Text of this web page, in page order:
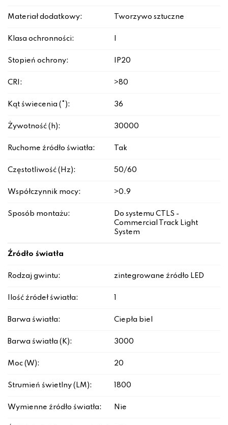
Materiał dodatkowy: Tworzywo sztuczne
Klasa ochronności:
Stopień ochrony: IP20
CRI: >80
Kąt świecenia (°): 36
Żywotność (h): 30000
Ruchome źródło światła: Tak
Częstotliwość (Hz): 50/60
Współczynnik mocy: >0.9
Sposób montażu:
Do systemu CTLS -
Commercial Track Light
System
Źródło światła
Rodzaj gwintu: zintegrowane źródło LED
Ilość źródeł światła:
Barwa światła: Ciepła biel
Barwa światła (K): 3000
Moc (W): 20
Strumień świetlny (LM): 1800
Wymienne źródło światła: Nie